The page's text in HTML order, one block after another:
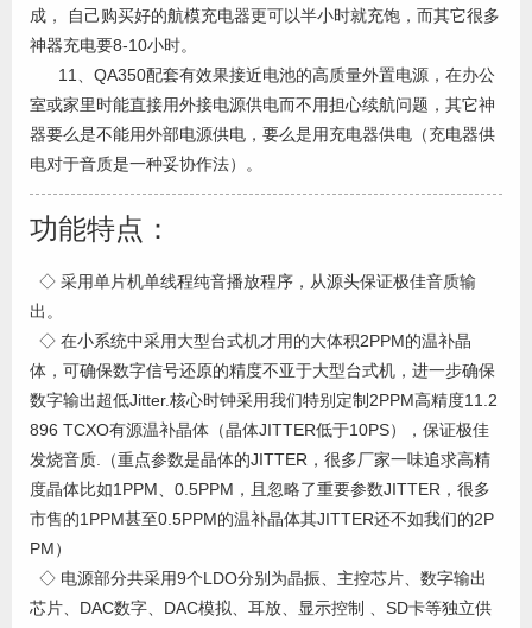
成， 自己购买好的航模充电器更可以半小时就充饱，而其它很多
神器充电要8-10小时。
11、QA350配套有效果接近电池的高质量外置电源，在办公
室或家里时能直接用外接电源供电而不用担心续航问题，其它神
器要么是不能用外部电源供电，要么是用充电器供电（充电器供
电对于音质是一种妥协作法）。
功能特点：
◇ 采用单片机单线程纯音播放程序，从源头保证极佳音质输
出。
◇ 在小系统中采用大型台式机才用的大体积2PPM的温补晶
体，可确保数字信号还原的精度不亚于大型台式机，进一步确保
数字输出超低Jitter.核心时钟采用我们特别定制2PPM高精度11.2
896 TCXO有源温补晶体（晶体JITTER低于10PS），保证极佳
发烧音质.（重点参数是晶体的JITTER，很多厂家一味追求高精
度晶体比如1PPM、0.5PPM，且忽略了重要参数JITTER，很多
市售的1PPM甚至0.5PPM的温补晶体其JITTER还不如我们的2P
PM）
◇ 电源部分共采用9个LDO分别为晶振、主控芯片、数字输出
芯片、DAC数字、DAC模拟、耳放、显示控制 、SD卡等独立供